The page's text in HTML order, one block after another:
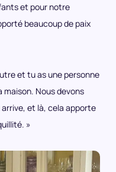
et pour notre
beaucoup de paix
et tu as une personne
maison. Nous devons
et là, cela apporte
»